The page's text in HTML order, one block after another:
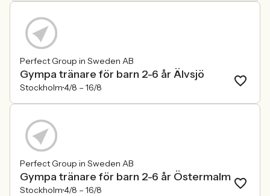
Perfect Group in Sweden AB
Gympa tränare för barn 2-6 år Älvsjö
Stockholm4/8 – 16/8
Perfect Group in Sweden AB
Gympa tränare för barn 2-6 år Östermalm
Stockholm4/8 – 16/8